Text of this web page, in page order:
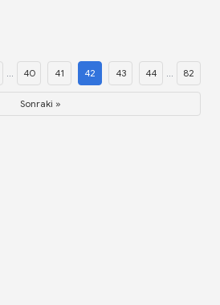
... 40 41 42 43 44 ... 82
Sonraki »